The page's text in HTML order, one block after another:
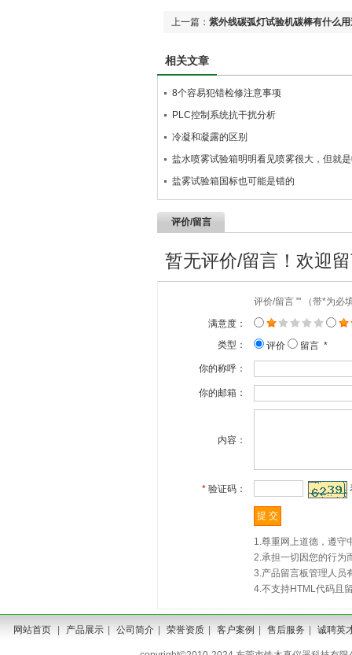
上一篇： 紫外线碳弧灯试验机碳棒有什么
相关文章
8个容易犯错检修注意事项
PLC控制系统抗干扰分析
冷凝和凝露的区别
盐水喷雾试验箱明明看见喷雾很大，但就
盐雾试验箱国标也可能是错的
评价/留言
暂无评价/留言！欢迎
评价/留言 "' （带*为必
满意度：
类型：
评价 留言 *
你的称呼：
你的邮箱：
内容：
* 验证码：
1.尊重网上道德，遵守
2.承担一切因您的行为
3.产品留言板管理人员
4.不支持HTML代码且
网站首页 产品展示 公司简介 荣誉资质 客户案例 售后服务 诚聘英